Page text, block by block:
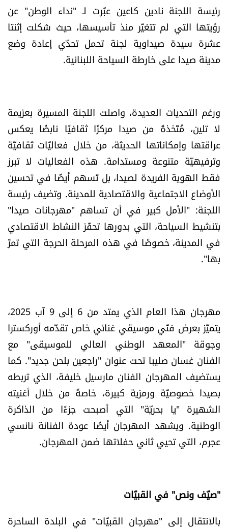
رئيسة اللجنة نادين كاعين عبّرت لـ "نداء الوطن" عن
رؤيتها التي لم تتغيّر منذ تأسيسها، حيث شكلت إثنتا
عشرة سيدة صيداوية لجنة تحمل تحدّي إعادة وضع
مدينة صيدا على خارطة السياحة اللبنانية.
ورغم التحديات العديدة، واصلت اللجنة المسيرة بعزيمة
لا تلين، مُتّخذةً من صيدا مركزًا ثقافيًا نابضًا يعكس
عراقتها وإمكاناتها الحديثة، من خلال فعاليّات ثقافيّة
وترفيهيّة متنوعة ومستدامة. هذه الفعاليات لا تبرز
فقط الهوية الفريدة لصيدا، بل تُسهم أيضًا في تحسين
الأوضاع الاجتماعية والاقتصادية للمدينة. وتضيف رئيسة
اللجنة: "الأمل كبير في أن تساهم "مهرجانات صيدا"
بتنشيط السياحة، التي بدورها تحفّز النشاط الاقتصادي
في المدينة، خصوصًا في هذه المرحلة الحرجة التي تمرّ
بها".
مهرجان هذا العام الذي يمتد من 6 إلى 9 آب 2025،
يتميّز بعرض فنّي موسيقي غنائي خاص تقدّمه أوركسترا
وجوقة "المعهد الوطني العالي للموسيقى" مع
الفنان غسان صليبا تحت عنوان "راجعین بلحن جدید". كما
يستضيف المهرجان الفنان مارسيل خليفة، الذي تربطه
بصيدا خصوصيّة ورمزية كبيرة، خاصةً من خلال أغنيته
الشهيرة "يا بحريّة" التي أصبحت جزءًا من الذاكرة
الوطنية. ويشهد المهرجان أيضًا عودة الفنانة نانسي
عجرم، التي تحيي ثاني حفلاتها ضمن المهرجان.
"صيِّف ونص" في القبيّات
بالانتقال إلى "مهرجان القبيّات" في البلدة الساحرة